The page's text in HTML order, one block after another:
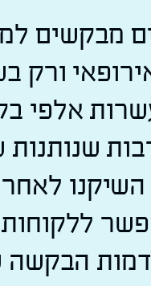
מבקשים
ורק
אלפי
השיקנו